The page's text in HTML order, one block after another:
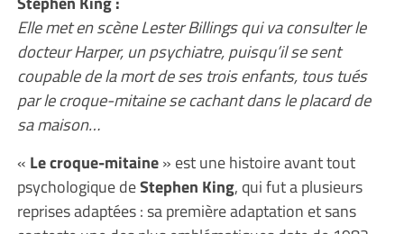
Elle met en scène Lester Billings qui va consulter le
docteur Harper, un psychiatre, puisqu’il se sent
coupable de la mort de ses trois enfants, tous tués
par le croque-mitaine se cachant dans le placard de
sa maison…
« Le croque-mitaine» est une histoire avant tout
psychologique deStephen King, qui fut a plusieurs
reprises adaptées : sa première adaptation et sans